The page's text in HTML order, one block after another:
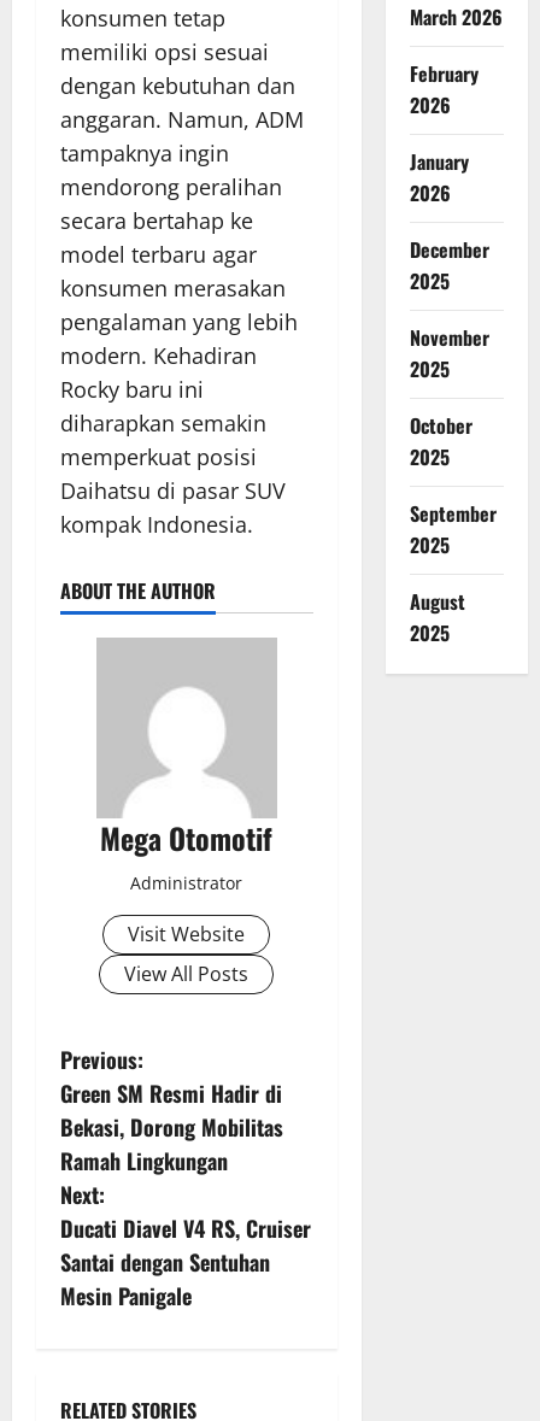
konsumen tetap
memiliki opsi sesuai
dengan kebutuhan dan
anggaran. Namun, ADM
tampaknya ingin
mendorong peralihan
secara bertahap ke
model terbaru agar
konsumen merasakan
pengalaman yang lebih
modern. Kehadiran
Rocky baru ini
diharapkan semakin
memperkuat posisi
Daihatsu di pasar SUV
kompak Indonesia.
ABOUT THE AUTHOR
Mega Otomotif
Administrator
Visit Website
View All Posts
P
o
s
t
n
a
Previous:
Green SM Resmi Hadir di
Bekasi, Dorong Mobilitas
Ramah Lingkungan
Next:
Ducati Diavel V4 RS, Cruiser
Santai dengan Sentuhan
Mesin Panigale
RELATED STORIES
March 2026
February
2026
January
2026
December
2025
November
2025
October
2025
September
2025
August
2025